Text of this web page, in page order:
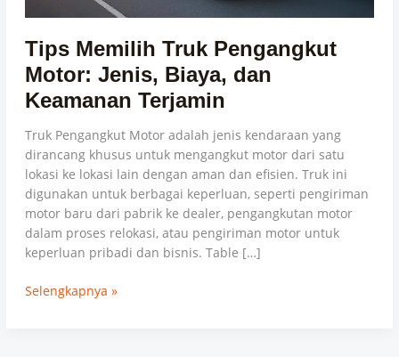
Tips Memilih Truk Pengangkut
Motor: Jenis, Biaya, dan
Keamanan Terjamin
Truk Pengangkut Motor adalah jenis kendaraan yang
dirancang khusus untuk mengangkut motor dari satu
lokasi ke lokasi lain dengan aman dan efisien. Truk ini
digunakan untuk berbagai keperluan, seperti pengiriman
motor baru dari pabrik ke dealer, pengangkutan motor
dalam proses relokasi, atau pengiriman motor untuk
keperluan pribadi dan bisnis. Table […]
Selengkapnya »